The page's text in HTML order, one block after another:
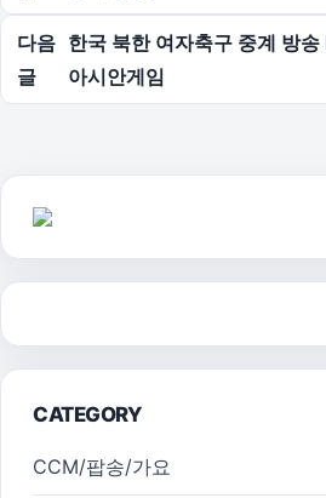
다음
글
한국 북한 여자축구 중계 방
아시안게임
CATEGORY
CCM/팝송/가요